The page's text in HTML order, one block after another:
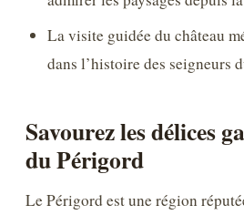
La visite guidée du château
dans l’histoire des seigneurs
Savourez les délices
du Périgord
Le Périgord est une région